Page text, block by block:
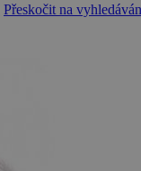
Přeskočit na